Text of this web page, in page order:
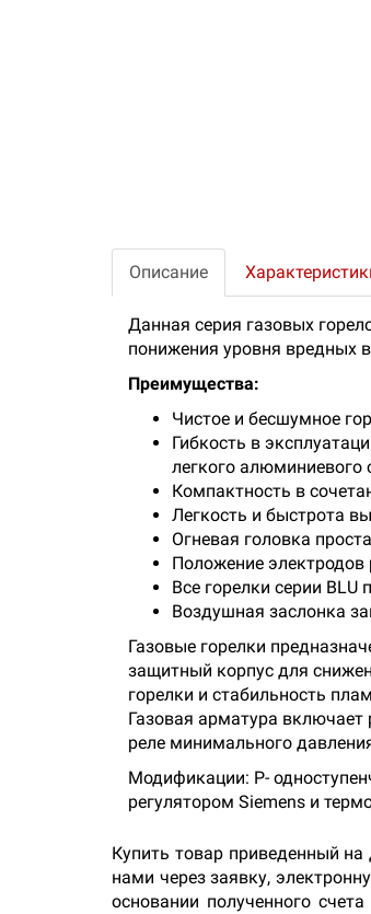
Описание
Данная серия газовых
понижения уровня вредных
Преимущества:
Чистое и бесшумное
Гибкость в
легкого алюминиевого
Компактность в
Легкость и быстрота
Огневая головка
Положение электродов
Все горелки серии
Воздушная заслонка
Газовые горелки
защитный корпус для
горелки и стабильность
Газовая арматура включает
реле минимального
Модификации: P-
регулятором Siemens и
Купить товар приведенный на
нами через заявку,
основании полученного